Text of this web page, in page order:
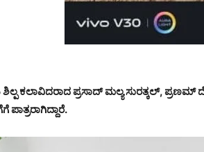
ಕಲಾವಿದರಾದ ಪ್ರಸಾದ್ ಮಲ್ಯ ಸುರತ್ಕಲ್, ಪ್ರಣಮ್
ಪಾತ್ರರಾಗಿದ್ದಾರೆ.